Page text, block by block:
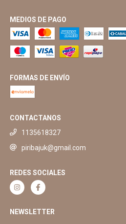
MEDIOS DE PAGO
FORMAS DE ENVÍO
CONTACTANOS
1135618327
piribajuk@gmail.com
REDES SOCIALES
NEWSLETTER